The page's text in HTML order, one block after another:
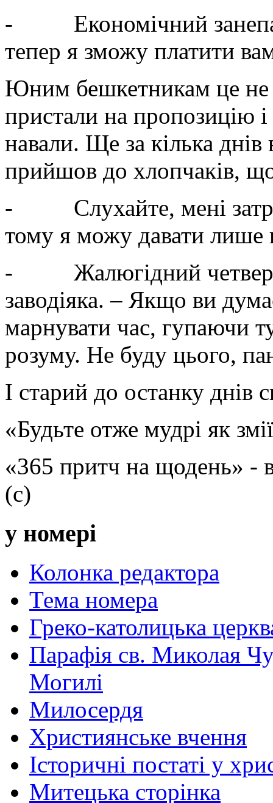
- Економічний
тепер я зможу платити
Юним бешкетникам це не
пристали на пропозицію
навали. Ще за кілька днів
прийшов до хлопчаків,
- Слухайте, мені
тому я можу давати лише
- Жалюгідний
заводіяка. – Якщо ви
марнувати час, гупаючи
розуму. Не буду цього,
І старий до останку днів
«Будьте отже мудрі як
«365 притч на щодень» -
(с)
у номері
Колонка редактора
Тема номера
Греко-католицька
Парафія св. Миколая
Могилі
Милосердя
Християнське вчення
Історичні постаті у
Митецька сторінка